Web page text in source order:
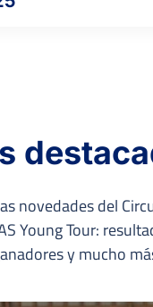
novedades del
Young Tour:
y mucho